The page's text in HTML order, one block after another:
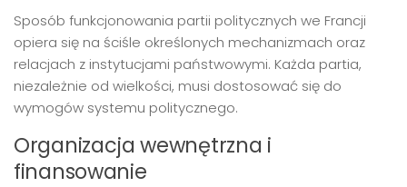
Sposób funkcjonowania partii politycznych we Francji
opiera się na ściśle określonych mechanizmach oraz
relacjach z instytucjami państwowymi. Każda partia,
niezależnie od wielkości, musi dostosować się do
wymogów systemu politycznego.
Organizacja wewnętrzna i
finansowanie